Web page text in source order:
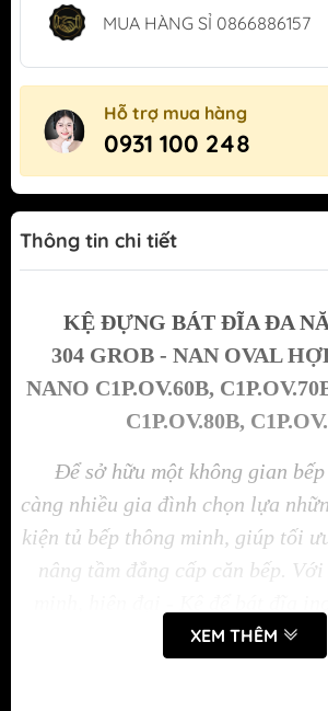
MUA HÀNG SỈ 0866886157
Hỗ trợ mua hàng
0931 100 248
Thông tin chi tiết
KỆ ĐỰNG BÁT ĐĨA ĐA
304 GROB - NAN OVAL
NANO C1P.OV.60B,
C1P.OV.80B,
Để sở hữu một không gian
càng nhiều gia đình chọn lựa
kiện tủ bếp thông minh, giúp tối
nâng tầm đẳng cấp căn bếp.
Oval được dùng để bảo quản, cất
XEM THÊM